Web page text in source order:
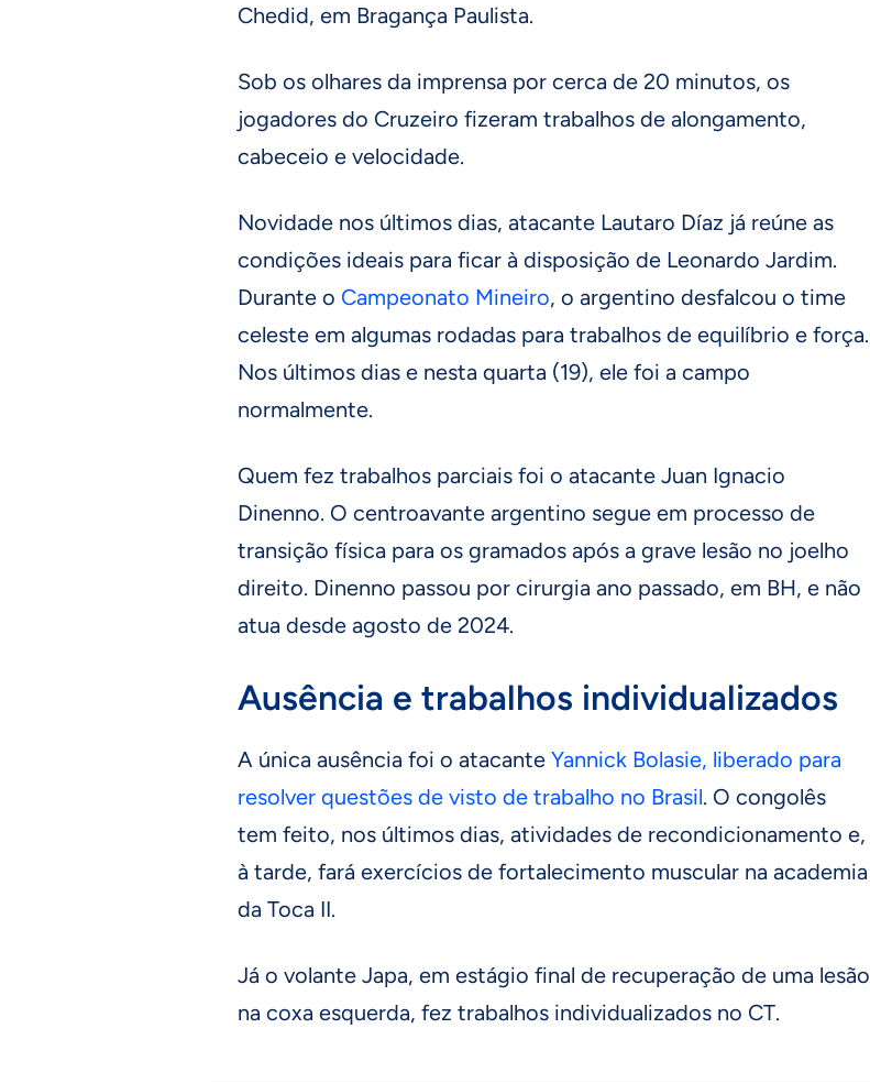
Chedid, em Bragança Paulista.
Sob os olhares da imprensa por cerca de 20 minutos, os
jogadores do Cruzeiro fizeram trabalhos de alongamento,
cabeceio e velocidade.
Novidade nos últimos dias, atacante Lautaro Díaz já reúne as
condições ideais para ficar à disposição de Leonardo Jardim.
Durante o Campeonato Mineiro, o argentino desfalcou o time
celeste em algumas rodadas para trabalhos de equilíbrio e força.
Nos últimos dias e nesta quarta (19), ele foi a campo
normalmente.
Quem fez trabalhos parciais foi o atacante Juan Ignacio
Dinenno. O centroavante argentino segue em processo de
transição física para os gramados após a grave lesão no joelho
direito. Dinenno passou por cirurgia ano passado, em BH, e não
atua desde agosto de 2024.
Ausência e trabalhos individualizados
A única ausência foi o atacante Yannick Bolasie, liberado para
resolver questões de visto de trabalho no Brasil. O congolês
tem feito, nos últimos dias, atividades de recondicionamento e,
à tarde, fará exercícios de fortalecimento muscular na academia
da Toca II.
Já o volante Japa, em estágio final de recuperação de uma lesão
na coxa esquerda, fez trabalhos individualizados no CT.